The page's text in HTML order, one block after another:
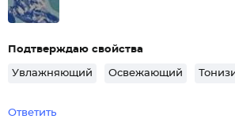
Подтверждаю свойства
Увлажняющий Освежающий
Ответить